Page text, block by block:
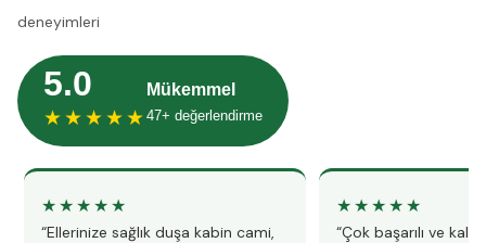
deneyimleri
5.0
★★★★★
Mükemmel
47+ değerlendirme
★★★★★
“Ellerinize sağlık duşa kabin cami,
★★★★★
“Çok başarılı ve